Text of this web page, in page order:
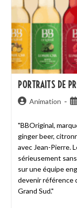
PORTRAITS DE
Animation
"BBOriginal,
ginger beer,
avec Jean-Pierre.
sérieusement
sur une équipe
devenir référence
Grand Sud."